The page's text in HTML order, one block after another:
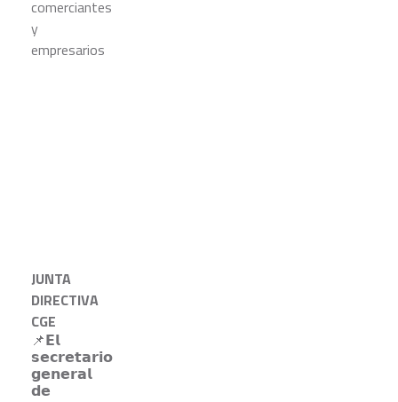
JUNTA
DIRECTIVA
CGE
📌𝗘𝗹
𝘀𝗲𝗰𝗿𝗲𝘁𝗮𝗿𝗶𝗼
𝗴𝗲𝗻𝗲𝗿𝗮𝗹
𝗱𝗲